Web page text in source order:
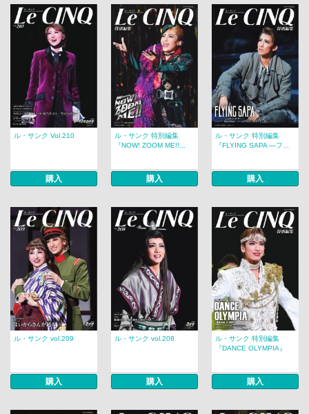
ル・サンク Vol.210
購入
ル・サンク 特別編集
『NOW! ZOOM ME!!...
購入
ル・サンク 特別編集
『FLYING SAPA ―フ...
購入
ル・サンク vol.209
購入
ル・サンク vol.208
購入
ル・サンク 特別編集
『DANCE OLYMPIA』
購入